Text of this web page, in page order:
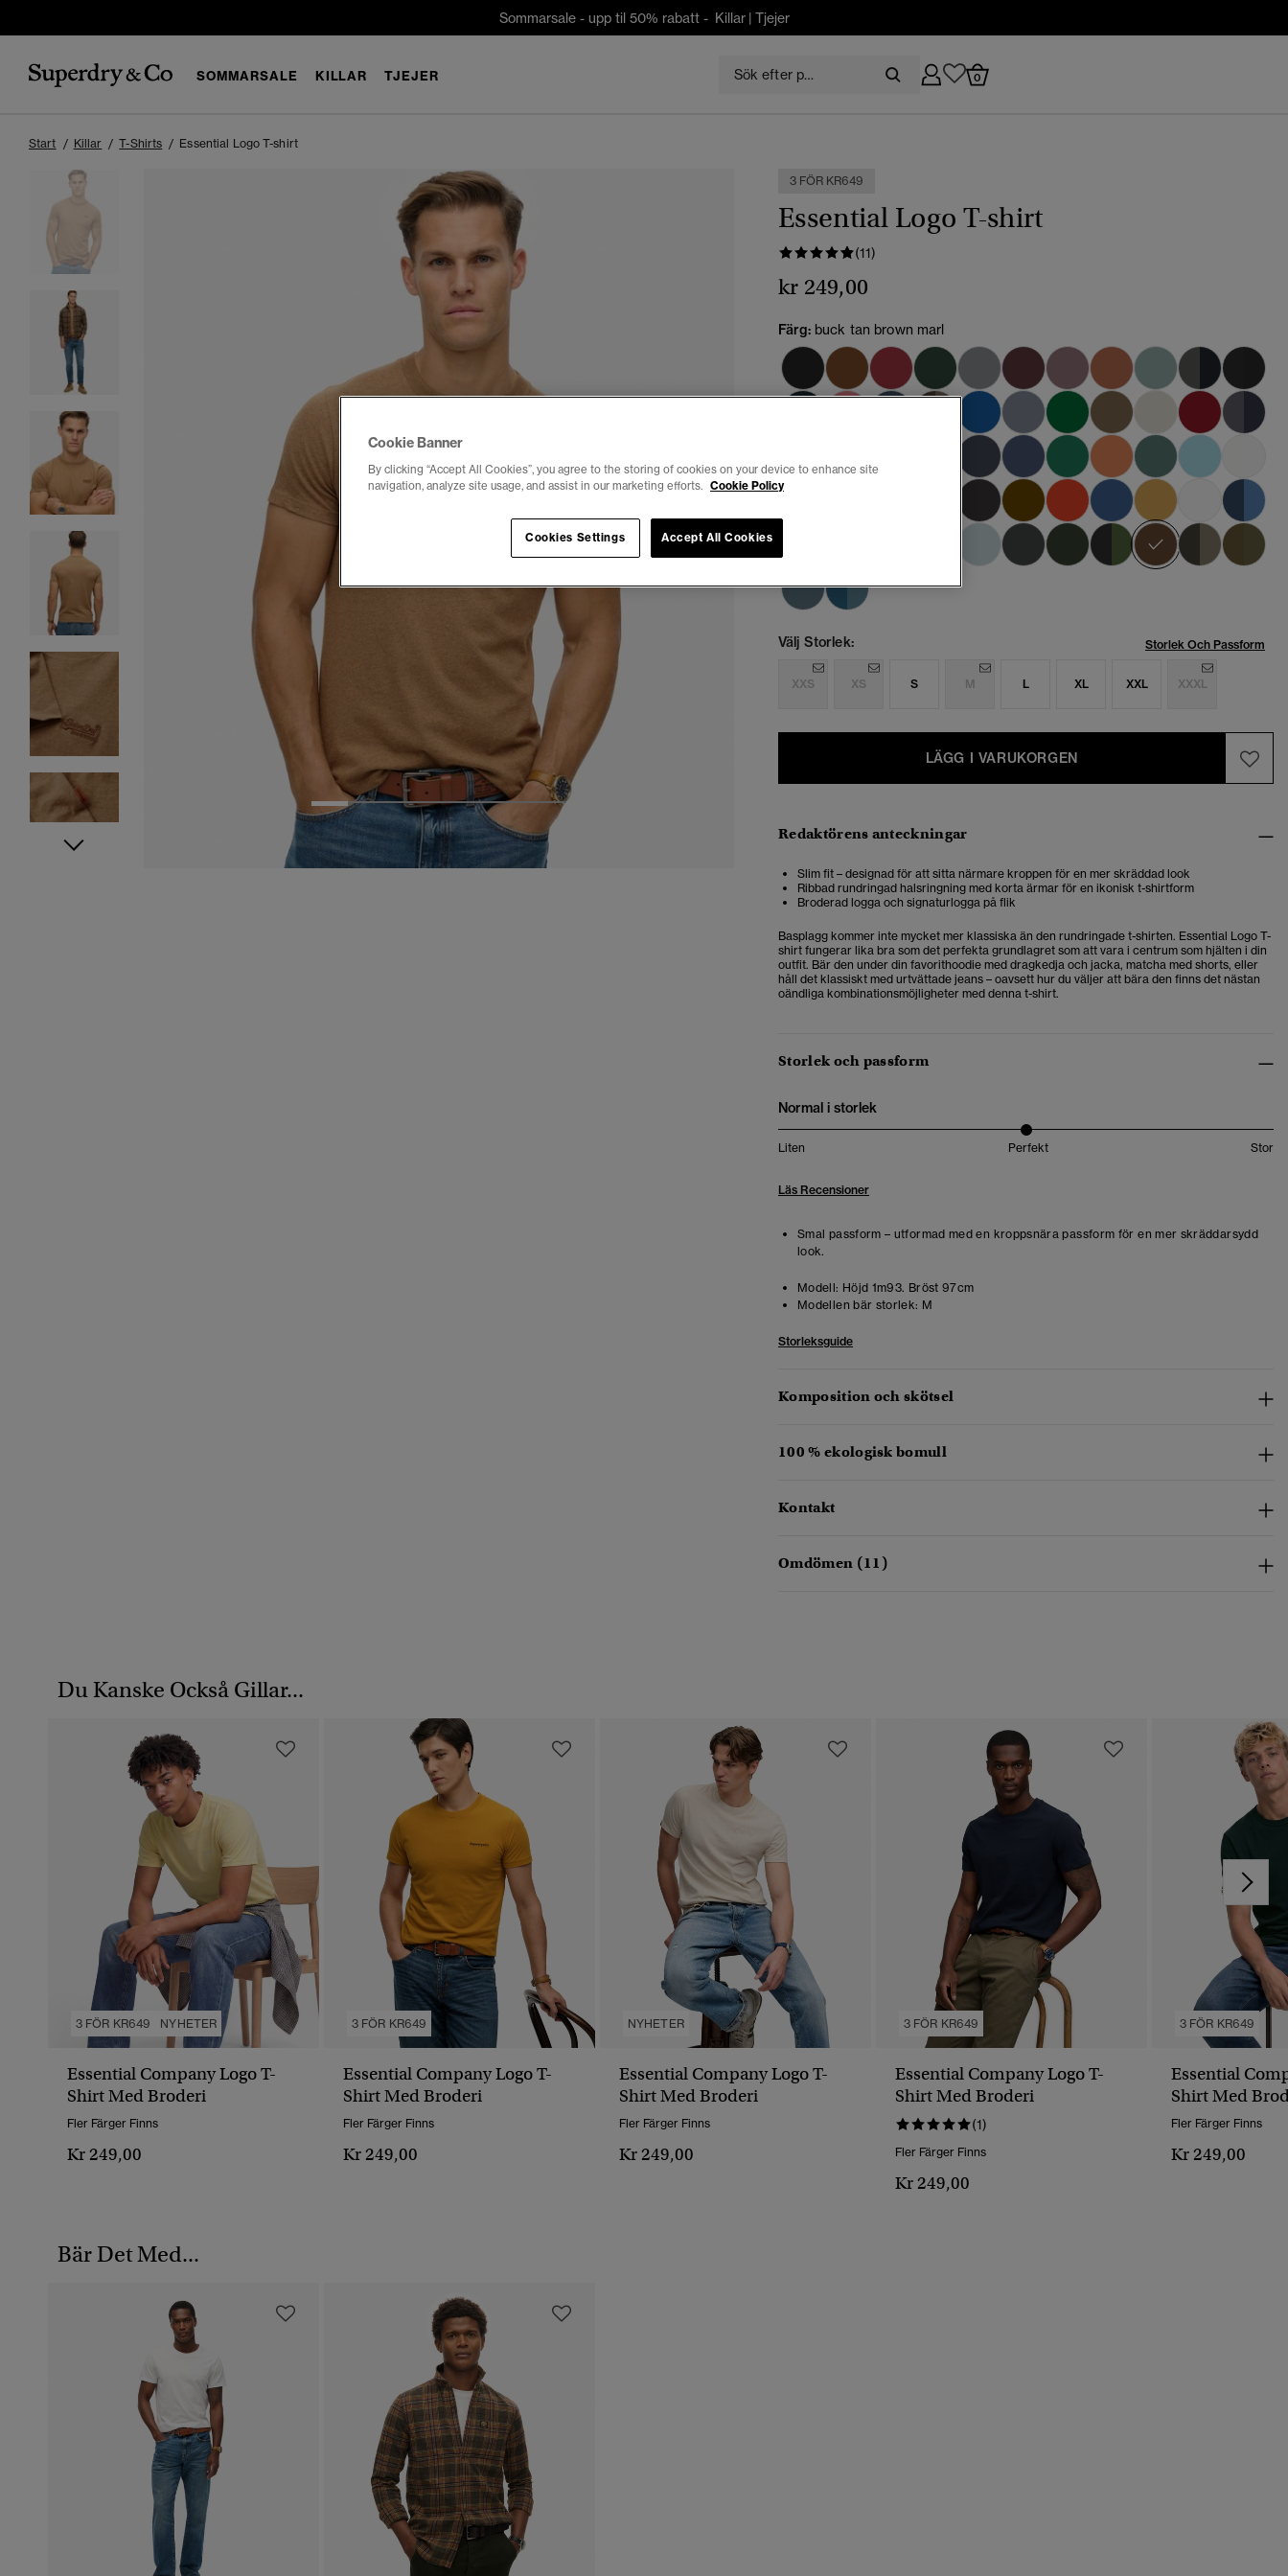
Sommarsale - upp til 50% rabatt - Killar| Tjejer
SOMMARSALE KILLAR TJEJER 0
Start Killar T-Shirts Essential Logo T-shirt
1 3 4 5
3 FÖR KR649
Essential Logo T-shirt
(11)
kr 249,00
Färg: buck tan brown marl
vald
Välj Storlek: Storlek Och Passform
XXS XS S M L XL XXL XXXL
LÄGG I VARUKORGEN
Redaktörens anteckningar
Slim fit – designad för att sitta närmare kroppen för en mer skräddad look
Ribbad rundringad halsringning med korta ärmar för en ikonisk t-shirtform
Broderad logga och signaturlogga på flik
Basplagg kommer inte mycket mer klassiska än den rundringade t-shirten. Essential Logo T-
shirt fungerar lika bra som det perfekta grundlagret som att vara i centrum som hjälten i din
outfit. Bär den under din favorithoodie med dragkedja och jacka, matcha med shorts, eller
håll det klassiskt med urtvättade jeans – oavsett hur du väljer att bära den finns det nästan
oändliga kombinationsmöjligheter med denna t-shirt.
Storlek och passform
Normal i storlek
Liten Perfekt Stor
Läs Recensioner
Smal passform – utformad med en kroppsnära passform för en mer skräddarsydd
look.
Modell: Höjd 1m93. Bröst 97cm
Modellen bär storlek: M
Storleksguide
Komposition och skötsel
100 % ekologisk bomull
Kontakt
Omdömen (11)
Du Kanske Också Gillar...
3 FÖR KR649 NYHETER
Essential Company Logo T-
Shirt Med Broderi
Fler Färger Finns
Kr 249,00
3 FÖR KR649
Essential Company Logo T-
Shirt Med Broderi
Fler Färger Finns
Kr 249,00
NYHETER
Essential Company Logo T-
Shirt Med Broderi
Fler Färger Finns
Kr 249,00
3 FÖR KR649
Essential Company Logo T-
Shirt Med Broderi
(1)
Fler Färger Finns
Kr 249,00
3 FÖR KR649
Essential
Shirt Med
Fler Färger Finns
Kr 249,00
Bär Det Med...
Cookie Banner
By clicking “Accept All Cookies”, you agree to the storing of cookies on your device to enhance site
navigation, analyze site usage, and assist in our marketing efforts. Cookie Policy
Accept All Cookies
Cookies Settings